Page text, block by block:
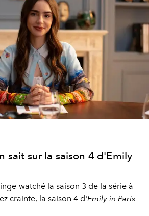
sait sur la saison 4 d'Emily
watché la saison 3 de la série à
crainte, la saison 4 d'Emily in Paris